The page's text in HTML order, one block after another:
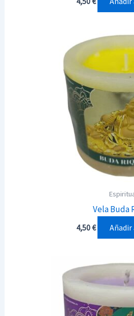
Vela Buda
4,50€